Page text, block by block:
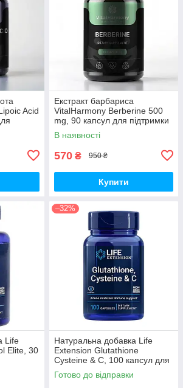
Acid
Екстракт барбариса
VitalHarmony Berberine 500
mg, 90 капсул для підтримки
рівня цукру в крові
В наявності
570 ₴ 950 ₴
Купити
Life
Elite, 30
–32%
Натуральна добавка Life
Extension Glutathione
Cysteine & C, 100 капсул для
підтримки імунної системи
Готово до відправки